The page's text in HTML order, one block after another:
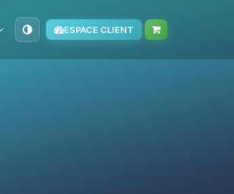
ESPACE CLIENT